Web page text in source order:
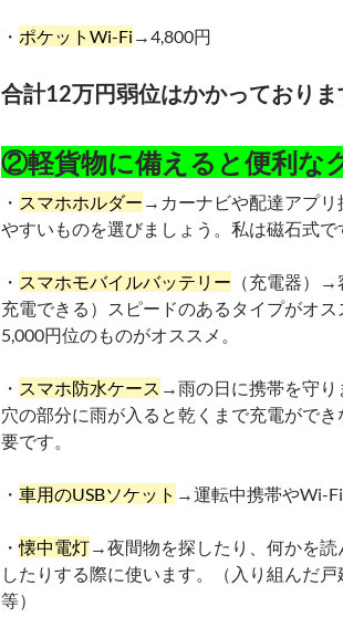
・ ポケットWi-Fi →4,800円
合計12万円弱位はかかっておりま
②軽貨物に備えると便利な
・ スマホホルダー →カーナビや配達アプリ
やすいものを選びましょう。私は磁石式で
・ スマホモバイルバッテリー （充電器）
充電できる）スピードのあるタイプがオス
5,000円位のものがオススメ。
・ スマホ防水ケース →雨の日に携帯を守り
穴の部分に雨が入ると乾くまで充電がで
要です。
・ 車用のUSBソケット →運転中携帯やWi-Fi
・懐中電灯→夜間物を探したり、何かを読
したりする際に使います。（入り組んだ
等）